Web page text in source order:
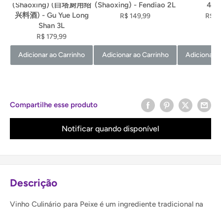
(Shaoxing) (白塔厨用绍
兴料酒) - Gu Yue Long
Shan 3L
R$ 179,99
Adicionar ao Carrinho
(Shaoxing) - Fendiao 2L
R$ 149,99
Adicionar ao Carrinho
R$
Adicionar
Compartilhe esse produto
Notificar quando disponível
Descrição
Vinho Culinário para Peixe é um ingrediente tradicional na